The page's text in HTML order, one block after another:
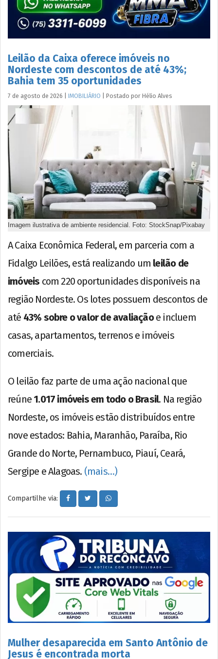
Leilão da Caixa oferece imóveis no
Nordeste com descontos de até 43%;
Bahia tem 35 oportunidades
7 de agosto de 2026 IMOBILIÁRIO Postado por Hélio Alves
Imagem ilustrativa de ambiente residencial. Foto: StockSnap/Pixabay
A Caixa Econômica Federal, em parceria com a
Fidalgo Leilões, está realizando um leilão de
imóveis com 220 oportunidades disponíveis na
região Nordeste. Os lotes possuem descontos de
até 43% sobre o valor de avaliaçãoe incluem
casas, apartamentos, terrenos e imóveis
comerciais.
O leilão faz parte de uma ação nacional que
reúne 1.017 imóveis em todo o Brasil. Na região
Nordeste, os imóveis estão distribuídos entre
nove estados: Bahia, Maranhão, Paraíba, Rio
Grande do Norte, Pernambuco, Piauí, Ceará,
Sergipe e Alagoas. (mais…)
Compartilhe via:
Mulher desaparecida em Santo Antônio de
Jesus é encontrada morta